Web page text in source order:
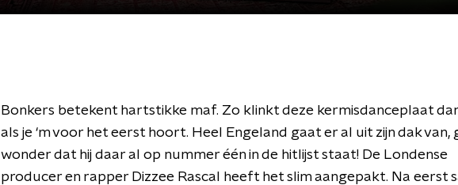
Bonkers betekent hartstikke maf. Zo klinkt deze kermisdanceplaat
als je ‘m voor het eerst hoort. Heel Engeland gaat er al uit zijn dak van,
wonder dat hij daar al op nummer één in de hitlijst staat! De Londense
producer en rapper Dizzee Rascal heeft het slim aangepakt. Na eerst